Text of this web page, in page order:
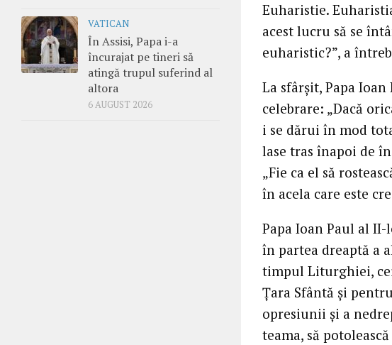
Euharistie.
acest lucru să se
euharistic?”, a
La sfârşit, Papa
celebrare: „Dacă
i se dărui în mod
lase tras înapoi de
„Fie ca el să
în acela care este
Papa Ioan Paul al
în partea dreaptă a
timpul Liturghiei,
Ţara Sfântă şi
opresiunii şi a
teama, să
VATICAN
În Assisi, Papa i-a
încurajat pe tineri să
atingă trupul suferind al
altora
6 AUGUST 2026